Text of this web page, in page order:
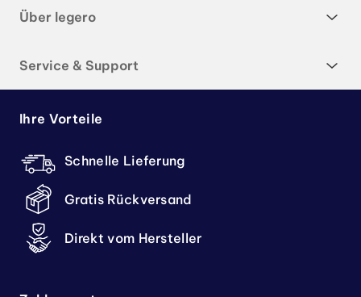
Über legero
Service & Support
Ihre Vorteile
Schnelle Lieferung
Gratis Rückversand
Direkt vom Hersteller